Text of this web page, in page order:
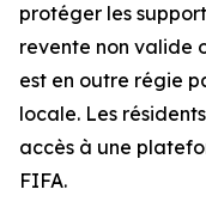
protéger les
revente non valide
est en outre régie
locale. Les
accès à une
FIFA.